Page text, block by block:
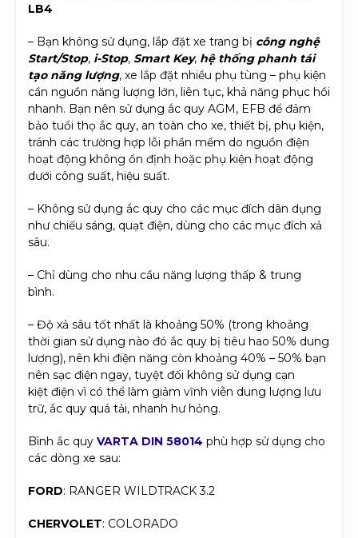
LB4
– Bạn không sử dụng, lắp đặt xe trang bị công nghệ
Start/Stop, i-Stop, Smart Key, hệ thống phanh tái
tạo năng lượng, xe lắp đặt nhiều phụ tùng – phụ kiện
cần nguồn năng lượng lớn, liên tục, khả năng phục hồi
nhanh. Bạn nên sử dụng ắc quy AGM, EFB để đảm
bảo tuổi thọ ắc quy, an toàn cho xe, thiết bị, phụ kiện,
tránh các trường hợp lỗi phần mềm do nguồn điện
hoạt động không ổn định hoặc phụ kiện hoạt động
dưới công suất, hiệu suất.
– Không sử dụng ắc quy cho các mục đích dân dụng
như chiếu sáng, quạt điện, dùng cho các mục đích xả
sâu.
– Chỉ dùng cho nhu cầu năng lượng thấp & trung
bình.
– Độ xả sâu tốt nhất là khoảng 50% (trong khoảng
thời gian sử dụng nào đó ắc quy bị tiêu hao 50% dung
lượng), nên khi điện năng còn khoảng 40% – 50% bạn
nên sạc điện ngay, tuyệt đối không sử dụng cạn
kiệt điện vì có thể làm giảm vĩnh viễn dung lượng lưu
trữ, ắc quy quá tải, nhanh hư hỏng.
Bình ắc quy VARTA DIN 58014 phù hợp sử dụng cho
các dòng xe sau:
FORD: RANGER WILDTRACK 3.2
CHERVOLET: COLORADO